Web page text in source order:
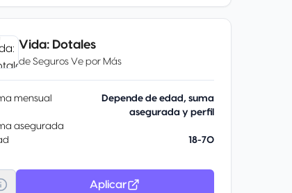
Vida: Dotales
de Seguros Ve por Más
mensual
Depende de edad, suma
asegurada y perfil
asegurada
18-70
Aplicar